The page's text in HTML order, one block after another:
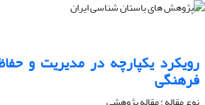
رویکرد یکپارچه در مدیریت و
فرهنگی